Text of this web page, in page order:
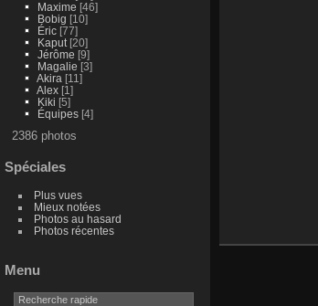
Maxime [46]
Bobig [10]
Éric[77]
Kaput[20]
Jérôme [9]
Magalie [3]
Akira [11]
Alex[1]
Kiki [5]
Équipes[4]
2386 photos
Spéciales
Plus vues
Mieux notées
Photos au hasard
Photos récentes
Menu